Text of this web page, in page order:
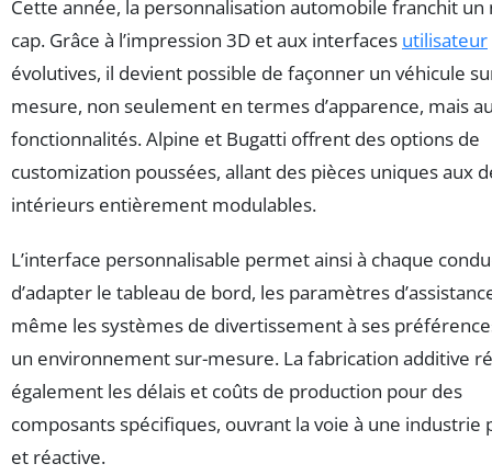
Cette année, la personnalisation automobile franchit un
cap. Grâce à l’impression 3D et aux interfaces utilisateur
évolutives, il devient possible de façonner un véhicule
mesure, non seulement en termes d’apparence, mais
fonctionnalités. Alpine et Bugatti offrent des options de
customization poussées, allant des pièces uniques aux
intérieurs entièrement modulables.
L’interface personnalisable permet ainsi à chaque
d’adapter le tableau de bord, les paramètres
même les systèmes de divertissement à ses
un environnement sur-mesure. La fabrication additive
également les délais et coûts de production pour des
composants spécifiques, ouvrant la voie à une industrie
et réactive.